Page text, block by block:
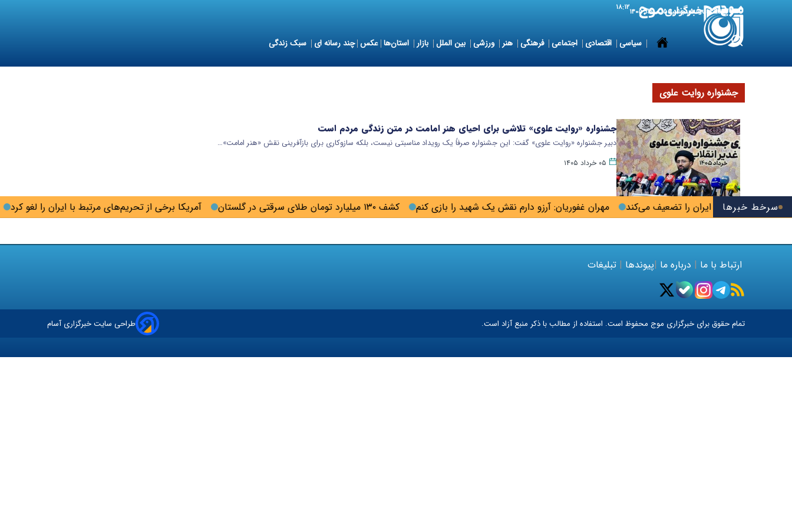
6 August 2026 پنجشنبه ۱۵ مرداد ۱۴۰۵ ۱۸:۱۲
سیاسی اقتصادی اجتماعی فرهنگی هنر ورزشی بین الملل بازار استان‌ها عکس چند رسانه ای سبک زندگی
سرخط خبرها آمریکا برخی از تحریم‌های مرتبط با ایران را لغو کرد کشف ۱۳۰ میلیارد تومان طلای سرقتی در گلستان مهران غفوریان: آرزو دارم نقش یک شهید را بازی کنم خزر منافع ملی ایران را تضعیف می‌کند
جشنواره روایت علوی
جشنواره «روایت علوی» تلاشی برای احیای هنر امامت در متن زندگی مردم است
دبیر جشنواره «روایت علوی» گفت: این جشنواره صرفاً یک رویداد مناسبتی نیست، بلکه سازوکاری برای بازآفرینی نقش «هنر امامت»…
۰۵ خرداد ۱۴۰۵
ارتباط با ما | درباره ما |پیوندها | تبلیغات
تمام حقوق برای خبرگزاری موج محفوظ است. استفاده از مطالب با ذکر منبع آزاد است. طراحی سایت خبرگزاری آسام